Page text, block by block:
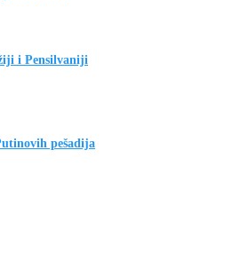
i Pensilvaniji
pešadija